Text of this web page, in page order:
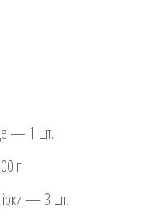
— 1 шт.
г
— 3 шт.